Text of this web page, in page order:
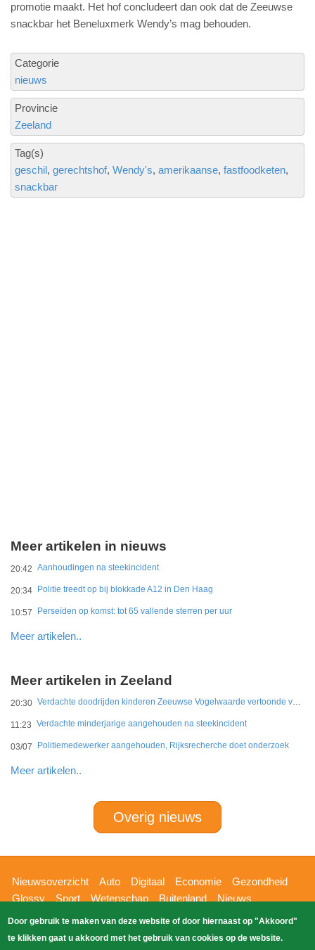
promotie maakt. Het hof concludeert dan ook dat de Zeeuwse
snackbar het Beneluxmerk Wendy’s mag behouden.
Categorie
nieuws
Provincie
Zeeland
Tag(s)
geschil gerechtshof Wendy's amerikaanse fastfoodketen
snackbar
Meer artikelen in nieuws
20:42 Aanhoudingen na steekincident
20:34 Politie treedt op bij blokkade A12 in Den Haag
10:57 Perseïden op komst: tot 65 vallende sterren per uur
Meer artikelen..
Meer artikelen in Zeeland
20:30 Verdachte doodrijden kinderen Zeeuwse Vogelwaarde vertoonde veel vaker onverantwoord rijgedrag
11:23 Verdachte minderjarige aangehouden na steekincident
03/07 Politiemedewerker aangehouden, Rijksrecherche doet onderzoek
Meer artikelen..
Overig nieuws
Hoofdnavigatie
Nieuwsoverzicht Auto Digitaal Economie
Gezondheid
Glossy
Sport Wetenschap Buitenland
Nieuws
Bizzpress
Blik op 112 Provincies
Weekoverzicht
Zoeken
Copyright Blik Op Nieuws 2026gehost
Door gebruik te maken van deze website of door hiernaast op "Akkoord"
te klikken gaat u akkoord met het gebruik van cookies op de website.